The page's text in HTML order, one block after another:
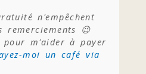
n'empêchent
😉
pour m'aider à payer
moi un café via